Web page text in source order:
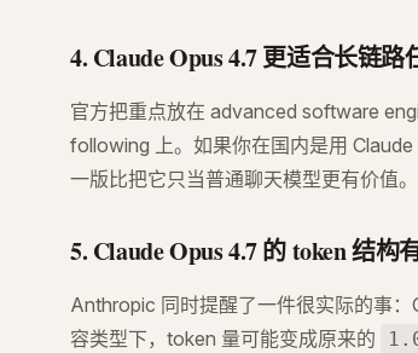
4. Claude Opus 4.7 更适合长链路
官方把重点放在 advanced software
following 上。如果你在国内是用
一版比把它只当普通聊天模型更有价值。
5. Claude Opus 4.7 的 token 结构
Anthropic 同时提醒了一件很实际的事
容类型下，token 量可能变成原来的